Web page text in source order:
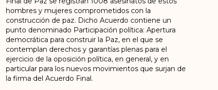
hombres y mujeres comprometidos con la
construcción de paz. Dicho Acuerdo contiene un
punto denominado Participación política: Apertura
democrática para construir la Paz, en el que se
contemplan derechos y garantías plenas para el
ejercicio de la oposición política, en general, y en
particular para los nuevos movimientos que surjan de
la firma del Acuerdo Final.